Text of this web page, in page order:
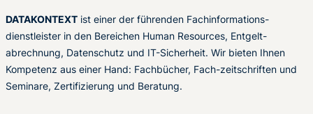
DATAKONTEXT ist einer der führenden Fachinformations-
dienstleister in den Bereichen Human Resources, Entgelt-
abrechnung, Datenschutz und IT-Sicherheit. Wir bieten Ihnen
Kompetenz aus einer Hand: Fachbücher, Fach-zeitschriften und
Seminare, Zertifizierung und Beratung.